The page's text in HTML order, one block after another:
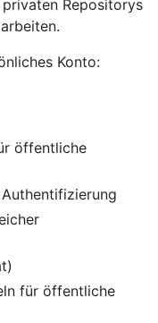
Repositorys
Konto:
öffentliche
für öffentliche